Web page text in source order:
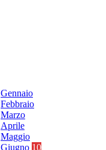
Gennaio
Febbraio
Marzo
Aprile
Maggio
Giugno 10